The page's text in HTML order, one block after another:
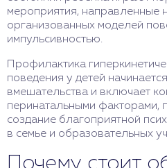
мероприятия, направленные
организованных моделей
импульсивностью.
Профилактика
поведения у детей
вмешательства и включает
перинатальными факторами,
создание благоприятной
в семье и образовательных
Почему стоит